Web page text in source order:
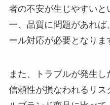
者の不安が生じやすい
一、品質に問題があれば
ール対応が必要となりま
また、トラブルが発生
信頼性が損なわれるリ